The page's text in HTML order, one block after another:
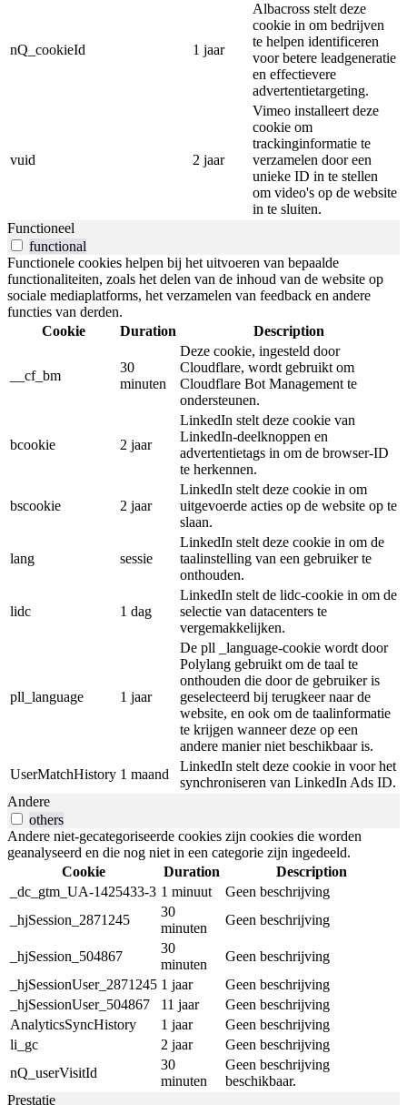
nQ_cookieId 1 jaar
Albacross stelt deze
cookie in om bedrijven
te helpen identificeren
voor betere leadgeneratie
en effectievere
advertentietargeting.
vuid 2 jaar
Vimeo installeert deze
cookie om
trackinginformatie te
verzamelen door een
unieke ID in te stellen
om video's op de website
in te sluiten.
Functioneel
functional
Functionele cookies helpen bij het uitvoeren van bepaalde
functionaliteiten, zoals het delen van de inhoud van de website op
sociale mediaplatforms, het verzamelen van feedback en andere
functies van derden.
Cookie
Duration Description
__cf_bm
30
minuten
Deze cookie, ingesteld door
Cloudflare, wordt gebruikt om
Cloudflare Bot Management te
ondersteunen.
bcookie 2 jaar
LinkedIn stelt deze cookie van
LinkedIn-deelknoppen en
advertentietags in om de browser-ID
te herkennen.
bscookie 2 jaar
LinkedIn stelt deze cookie in om
uitgevoerde acties op de website op te
slaan.
lang sessie
LinkedIn stelt deze cookie in om de
taalinstelling van een gebruiker te
onthouden.
lidc 1 dag
LinkedIn stelt de lidc-cookie in om de
selectie van datacenters te
vergemakkelijken.
pll_language 1 jaar
De pll _language-cookie wordt door
Polylang gebruikt om de taal te
onthouden die door de gebruiker is
geselecteerd bij terugkeer naar de
website, en ook om de taalinformatie
te krijgen wanneer deze op een
andere manier niet beschikbaar is.
UserMatchHistory 1 maand
LinkedIn stelt deze cookie in voor het
synchroniseren van LinkedIn Ads ID.
Andere
others
Andere niet-gecategoriseerde cookies zijn cookies die worden
geanalyseerd en die nog niet in een categorie zijn ingedeeld.
Cookie
Duration
Description
_dc_gtm_UA-1425433-3 1 minuut
Geen beschrijving
_hjSession_2871245
30
minuten
Geen beschrijving
_hjSession_504867
30
minuten
Geen beschrijving
_hjSessionUser_2871245 1 jaar
Geen beschrijving
_hjSessionUser_504867
11 jaar
Geen beschrijving
AnalyticsSyncHistory
1 jaar
Geen beschrijving
li_gc
2 jaar
Geen beschrijving
nQ_userVisitId
30
minuten
Geen beschrijving
beschikbaar.
Prestatie